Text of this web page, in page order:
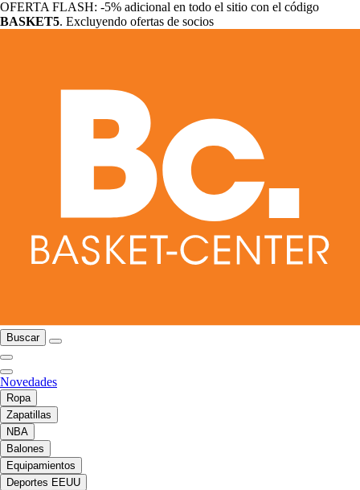
OFERTA FLASH: -5% adicional en todo el sitio con el código
BASKET5. Excluyendo ofertas de socios
Buscar
Novedades
Ropa
Zapatillas
NBA
Balones
Equipamientos
Deportes EEUU